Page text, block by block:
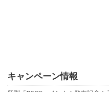
キャンペーン情報